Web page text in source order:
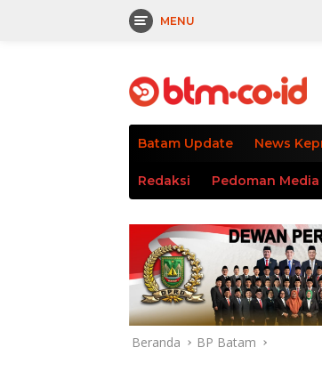
MENU
Batam Update News
Redaksi Pedoman Media
Beranda BP Batam